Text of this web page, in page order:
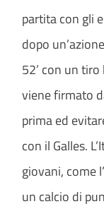
partita con gli
dopo
52’ con un
viene firmato
prima ed
con il Galles.
giovani, come
un calcio di